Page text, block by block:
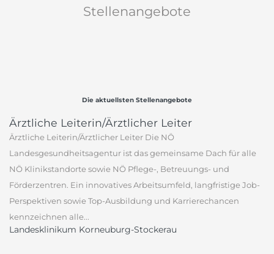
Stellenangebote
Die aktuellsten Stellenangebote
Ärztliche Leiterin/Ärztlicher Leiter
Ärztliche Leiterin/Ärztlicher Leiter Die NÖ
Landesgesundheitsagentur ist das gemeinsame Dach für alle
NÖ Klinikstandorte sowie NÖ Pflege-, Betreuungs- und
Förderzentren. Ein innovatives Arbeitsumfeld, langfristige Job-
Perspektiven sowie Top-Ausbildung und Karrierechancen
kennzeichnen alle...
Landesklinikum Korneuburg-Stockerau